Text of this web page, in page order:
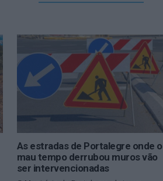
As estradas de Portalegre onde o
mau tempo derrubou muros vão
ser intervencionadas